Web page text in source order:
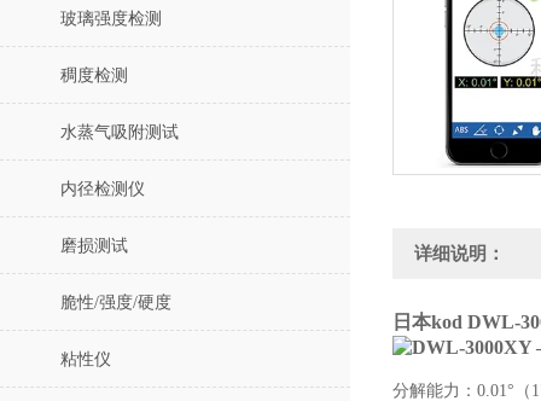
玻璃强度检测
稠度检测
水蒸气吸附测试
内径检测仪
磨损测试
脆性/强度/硬度
粘性仪
详细说明：
日本kod DWL-
分解能力：0.01°（